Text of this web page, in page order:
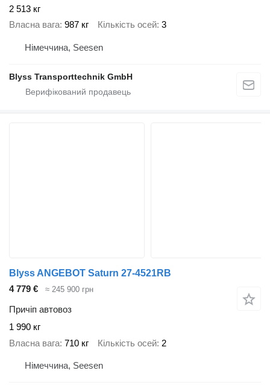
2 513 кг
Власна вага 987 кг Кількість осей 3
Німеччина, Seesen
Blyss Transporttechnik GmbH
Blyss ANGEBOT Saturn 27-4521RB
4 779 €
≈ 245 900 грн
Причіп автовоз
1 990 кг
Власна вага 710 кг Кількість осей 2
Німеччина, Seesen